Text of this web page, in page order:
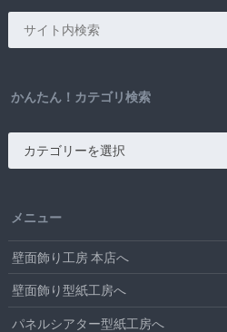
かんたん！カテゴリ検索
メニュー
壁面飾り工房 本店へ
壁面飾り型紙工房へ
パネルシアター型紙工房へ